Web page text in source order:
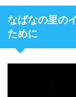
なばなの里の
ために